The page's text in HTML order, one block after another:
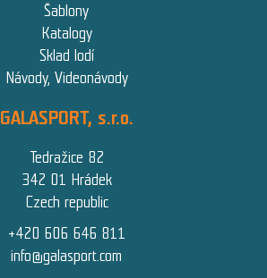
Šablony
Katalogy
Sklad lodí
Návody, Videonávody
GALASPORT, s.r.o.
Tedražice 82
342 01 Hrádek
Czech republic
+420 606 646 811
info@galasport.com